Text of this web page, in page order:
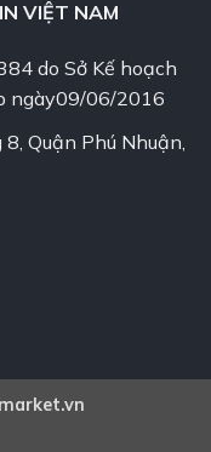
VIỆT NAM
do Sở Kế hoạch
ngày09/06/2016
Quận Phú Nhuận,